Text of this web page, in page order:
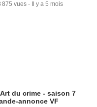
875 vues - Il y a 5 mois
du crime - saison 7
annonce VF